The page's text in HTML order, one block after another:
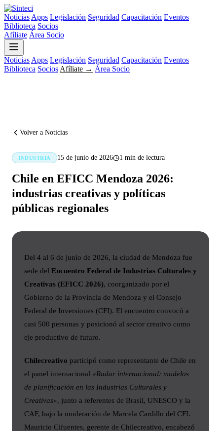
Noticias Apps Legislación Seguridad Capacitación Eventos
Biblioteca Socios
Afíliate Área Socio
Noticias Apps Legislación Seguridad Capacitación Eventos
Biblioteca Socios Afíliate → Área Socio
Volver a Noticias
INDUSTRIA 15 de junio de 2026 1 min de lectura
Chile en EFICC Mendoza 2026:
industrias creativas y políticas
públicas regionales
Del 4 al 6 de junio de 2026, la ciudad de Mendoza fue
sede del Encuentro Federal de Industrias Culturales y
Creativas (EFICC 2026), coorganizado por el
Gobierno de la Provincia de Mendoza y el Consejo
Federal de Inversiones (CFI). El encuentro convocó a
casi 500 personas y posicionó al sector creativo como
eje productivo de futuro.
Chilecreativo participó como representante de Chile en
el panel internacional «Radar internacional: modelos
de planificación en las Industrias Culturales y
Creativas», junto a referentes de Brasil, UNESCO y la
CAF, bajo la moderación de Marcela Cardillo del CFI.
Mauricio Cifuentes, gerente de Chilecreativo, encabezó